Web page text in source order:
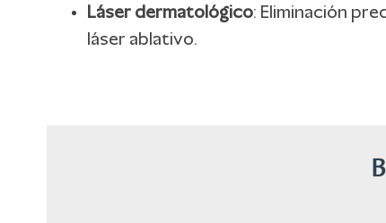
Láser dermatológico: Eliminación
láser ablativo.